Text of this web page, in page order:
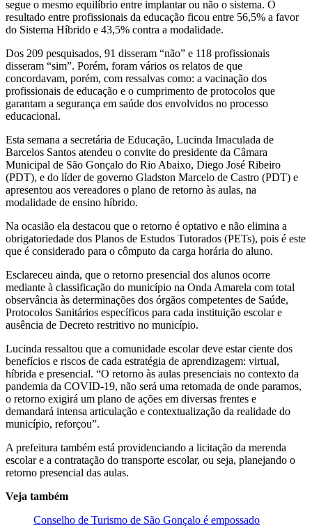
segue o mesmo equilíbrio entre implantar ou não o sistema. O
resultado entre profissionais da educação ficou entre 56,5% a favor
do Sistema Híbrido e 43,5% contra a modalidade.
Dos 209 pesquisados, 91 disseram “não” e 118 profissionais
disseram “sim”. Porém, foram vários os relatos de que
concordavam, porém, com ressalvas como: a vacinação dos
profissionais de educação e o cumprimento de protocolos que
garantam a segurança em saúde dos envolvidos no processo
educacional.
Esta semana a secretária de Educação, Lucinda Imaculada de
Barcelos Santos atendeu o convite do presidente da Câmara
Municipal de São Gonçalo do Rio Abaixo, Diego José Ribeiro
(PDT), e do líder de governo Gladston Marcelo de Castro (PDT) e
apresentou aos vereadores o plano de retorno às aulas, na
modalidade de ensino híbrido.
Na ocasião ela destacou que o retorno é optativo e não elimina a
obrigatoriedade dos Planos de Estudos Tutorados (PETs), pois é este
que é considerado para o cômputo da carga horária do aluno.
Esclareceu ainda, que o retorno presencial dos alunos ocorre
mediante à classificação do município na Onda Amarela com total
observância às determinações dos órgãos competentes de Saúde,
Protocolos Sanitários específicos para cada instituição escolar e
ausência de Decreto restritivo no município.
Lucinda ressaltou que a comunidade escolar deve estar ciente dos
benefícios e riscos de cada estratégia de aprendizagem: virtual,
híbrida e presencial. “O retorno às aulas presenciais no contexto da
pandemia da COVID-19, não será uma retomada de onde paramos,
o retorno exigirá um plano de ações em diversas frentes e
demandará intensa articulação e contextualização da realidade do
município, reforçou”.
A prefeitura também está providenciando a licitação da merenda
escolar e a contratação do transporte escolar, ou seja, planejando o
retorno presencial das aulas.
Veja também
Conselho de Turismo de São Gonçalo é empossado